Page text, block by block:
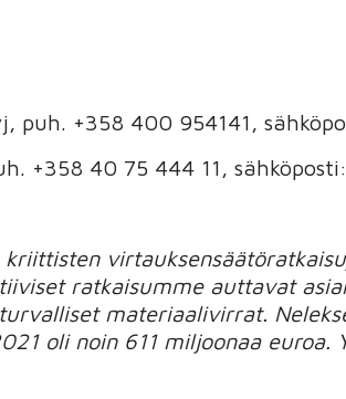
+358 400 954141,
+358 40 75 444 11,
ratkaisumme auttavat
materiaalivirrat.
oli noin 611 miljoonaa